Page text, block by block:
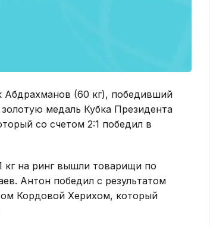
Абдрахманов (60 кг), победивший
медаль Кубка Президента
со счетом 2:1 победил в
кг на ринг вышли товарищи по
Антон победил с результатом
Кордовой Херихом, который